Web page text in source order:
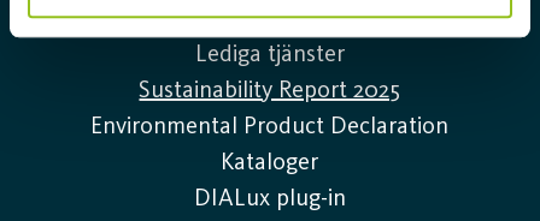
Kontakta oss
Lediga tjänster
Sustainability Report 2025
Environmental Product Declaration
Kataloger
DIALux plug-in